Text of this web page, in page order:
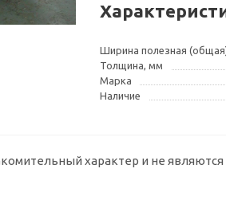
Ширина полезная
Толщина, мм
Марка
Наличие
характер и не